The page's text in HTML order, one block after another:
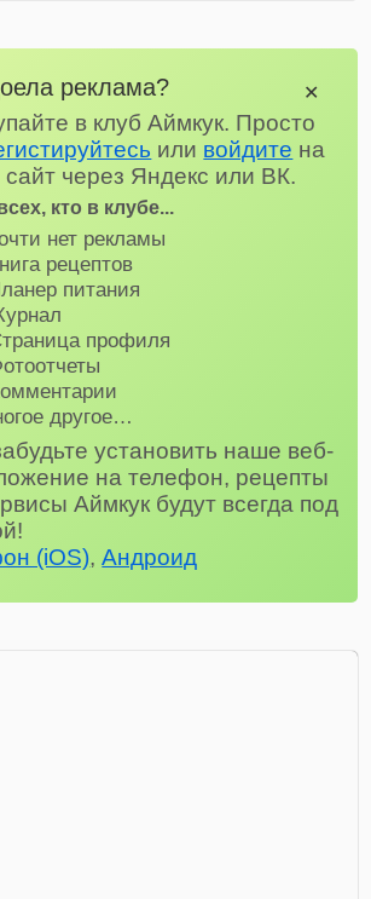
реклама?
в клуб Аймкук. Просто
или войдите на
через Яндекс или ВК.
кто в клубе...
нет рекламы
рецептов
питания
профиля
другое…
установить наше веб-
на телефон, рецепты
Аймкук будут всегда под
(iOS),Андроид
✕